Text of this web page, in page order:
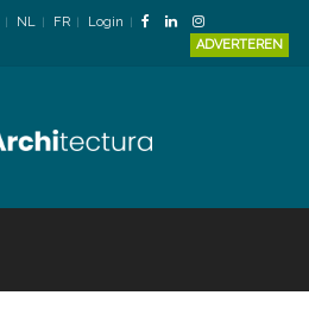
NL FR
Login
ADVERTEREN